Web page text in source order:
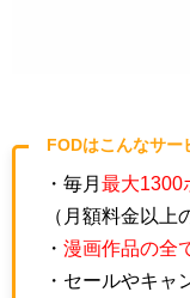
FODはこんなサー
・毎月 最大1300
（月額料金以上
・ 漫画作品の全
・セールやキャ